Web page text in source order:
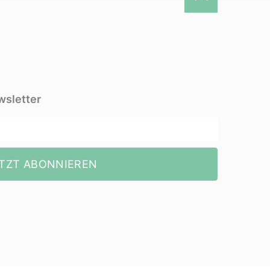
ABONNIEREN